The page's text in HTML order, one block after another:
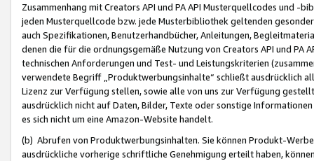
Zusammenhang mit Creators API und PA API Musterquellcodes und
jeden Musterquellcode bzw. jede Musterbibliothek geltenden
auch Spezifikationen, Benutzerhandbücher, Anleitungen,
denen die für die ordnungsgemäße Nutzung von Creators API und PA
technischen Anforderungen und Test- und Leistungskriterien
verwendete Begriff „Produktwerbungsinhalte“ schließt ausdrücklich
Lizenz zur Verfügung stellen, sowie alle von uns zur Verfügung
ausdrücklich nicht auf Daten, Bilder, Texte oder sonstige
es sich nicht um eine Amazon-Website handelt.
(b) Abrufen von Produktwerbungsinhalten. Sie können Produkt-
ausdrückliche vorherige schriftliche Genehmigung erteilt haben,